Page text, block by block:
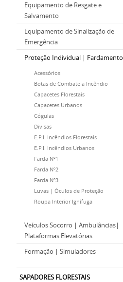
Equipamento de Resgate e
Salvamento
Equipamento de Sinalização de
Emergência
Proteção Individual | Fardamento
Acessórios
Botas de Combate a Incêndio
Capacetes Florestais
Capacetes Urbanos
Cógulas
Divisas
E.P.I. Incêndios Florestais
E.P.I. Incêndios Urbanos
Farda Nº1
Farda Nº2
Farda Nº3
Luvas | Óculos de Proteção
Roupa Interior Ignífuga
Veículos Socorro | Ambulâncias|
Plataformas Elevatórias
Formação | Simuladores
SAPADORES FLORESTAIS